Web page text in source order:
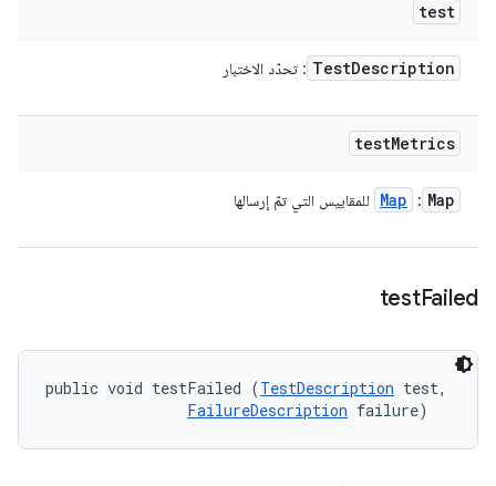
test
TestDescription : تحدّد الاختبار
testMetrics
Map
:
Map للمقاييس التي تمّ إرسالها
testFailed
public void testFailed (TestDescription test,
FailureDescription failure)